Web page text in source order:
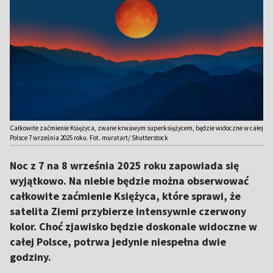
Całkowite zaćmienie Księżyca, zwane krwawym superksiężycem, będzie widoczne w całej
Polsce 7 września 2025 roku. Fot. muratart/ Shutterstock
Noc z 7 na 8 września 2025 roku zapowiada się
wyjątkowo. Na niebie będzie można obserwować
całkowite zaćmienie Księżyca, które sprawi, że
satelita Ziemi przybierze intensywnie czerwony
kolor. Choć zjawisko będzie doskonale widoczne w
całej Polsce, potrwa jedynie niespełna dwie
godziny.